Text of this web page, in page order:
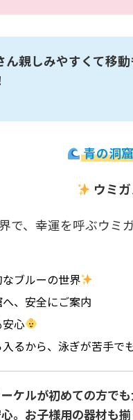
ん親しみやすくて移
青の洞
ウミ
で、幸運を呼ぶウミ
ブルーの世界
、安全にご案内
心
るから、泳ぎが苦手で
ケルが初めての方で
。お子様用の器材も